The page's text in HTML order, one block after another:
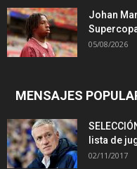
Johan
05/08/2026
MENSAJES
lista de
02/11/2017